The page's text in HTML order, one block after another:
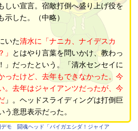
しい宣言。宿敵打倒へ盛り上げ役を
した。（中略）
いた清水に「ナニカ、ナイデスカ
とはやり言葉を問いかけ、教わっ
」だったという。「清水センセイに
ったけど、去年もできなかった。今
。去年はジャイアンツだったが、今
」。ヘッドスライディングは打倒巨
う意思表示だった。
モ 闘魂ヘッド「バイガエシダ！ジャイア